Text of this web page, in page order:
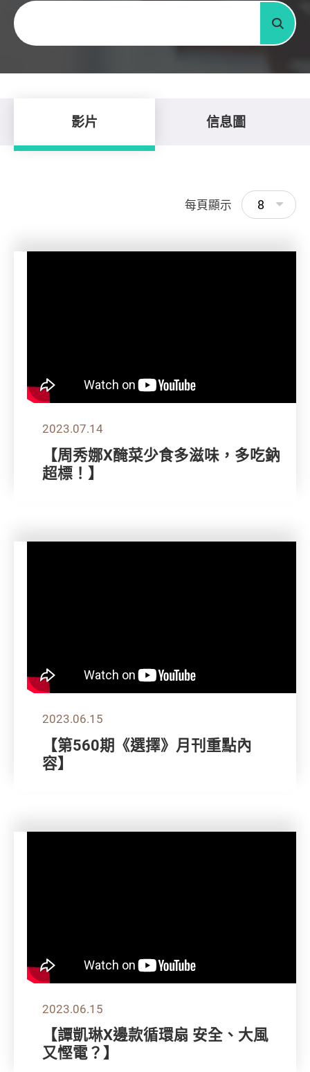
關鍵字
搜尋
影片 信息圖
每頁顯示 8
2023.07.14
【周秀娜X醃菜少食多滋味，多吃鈉
超標！】
2023.06.15
【第560期《選擇》月刊重點內
容】
2023.06.15
【譚凱琳X邊款循環扇 安全、大風
又慳電？】